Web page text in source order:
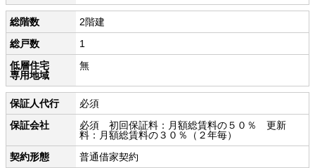
総階数
2階建
総戸数
1
低層住宅
専用地域
無
保証人代行
必須
保証会社
必須 初回保証料：月額総賃料の５０％ 更新
料：月額総賃料の３０％（２年毎）
契約形態
普通借家契約